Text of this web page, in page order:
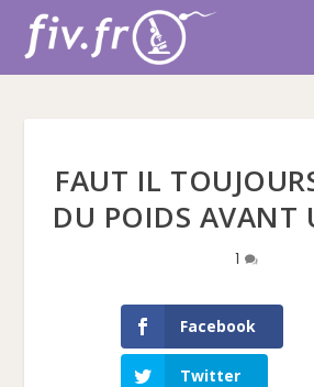
FAUT IL
DU POIDS AVANT
1
Facebook
Twitter